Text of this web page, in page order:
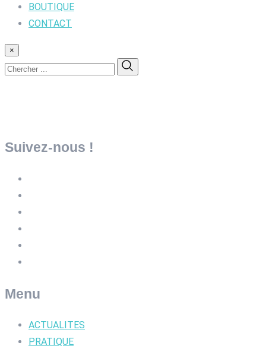
BOUTIQUE
CONTACT
×
Suivez-nous !
Menu
ACTUALITES
PRATIQUE